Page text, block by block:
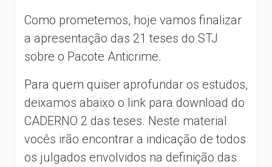
Como prometemos, hoje vamos finalizar
a apresentação das 21 teses do STJ
sobre o Pacote Anticrime.
Para quem quiser aprofundar os estudos,
deixamos abaixo o link para download do
CADERNO 2 das teses. Neste material
vocês irão encontrar a indicação de todos
os julgados envolvidos na definição das